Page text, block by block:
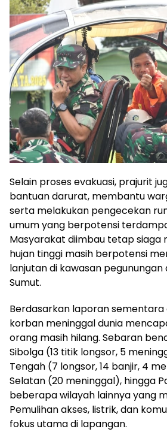
Selain proses evakuasi, prajurit
bantuan darurat, membantu
serta melakukan pengecekan
umum yang berpotensi
Masyarakat diimbau tetap siaga
hujan tinggi masih berpotensi
lanjutan di kawasan
Sumut.
Berdasarkan laporan
korban meninggal dunia
orang masih hilang. Sebaran
Sibolga (13 titik longsor, 5
Tengah (7 longsor, 14 banjir, 4
Selatan (20 meninggal), hingga
beberapa wilayah lainnya yang
Pemulihan akses, listrik, dan
fokus utama di lapangan.